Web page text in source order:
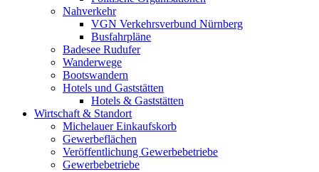
Nahverkehr
VGN Verkehrsverbund Nürnberg
Busfahrpläne
Badesee Rudufer
Wanderwege
Bootswandern
Hotels und Gaststätten
Hotels & Gaststätten
Wirtschaft & Standort
Michelauer Einkaufskorb
Gewerbeflächen
Veröffentlichung Gewerbebetriebe
Gewerbebetriebe